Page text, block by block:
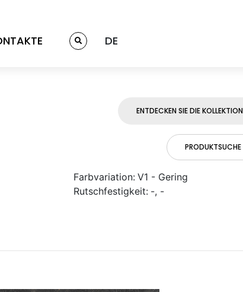
DE
ENTDECKEN SIE DIE KOLLEKTION
PRODUKTSUCHE
Farbvariation: V1 - Gering
Rutschfestigkeit: -, -